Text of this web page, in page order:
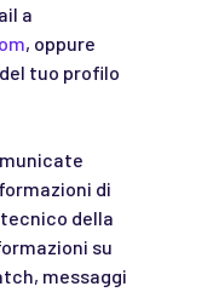
a
, oppure
tuo profilo
di
della
su
messaggi